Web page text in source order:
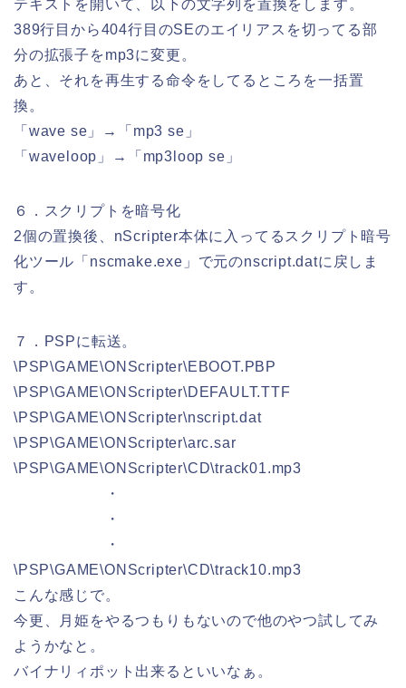
テキストを開いて、以下の文字列を置換をします。
389行目から404行目のSEのエイリアスを切ってる部
分の拡張子をmp3に変更。
あと、それを再生する命令をしてるところを一括置
換。
「wave se」→「mp3 se」
「waveloop」→「mp3loop se」
６．スクリプトを暗号化
2個の置換後、nScripter本体に入ってるスクリプト暗号
化ツール「nscmake.exe」で元のnscript.datに戻しま
す。
７．PSPに転送。
\PSP\GAME\ONScripter\EBOOT.PBP
\PSP\GAME\ONScripter\DEFAULT.TTF
\PSP\GAME\ONScripter\nscript.dat
\PSP\GAME\ONScripter\arc.sar
\PSP\GAME\ONScripter\CD\track01.mp3
・
・
・
\PSP\GAME\ONScripter\CD\track10.mp3
こんな感じで。
今更、月姫をやるつもりもないので他のやつ試してみ
ようかなと。
バイナリィポット出来るといいなぁ。